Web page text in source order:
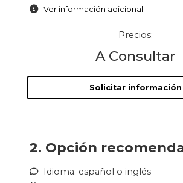
Ver información adicional
Precios:
A Consultar
Solicitar información
2. Opción
Idioma: español o inglés